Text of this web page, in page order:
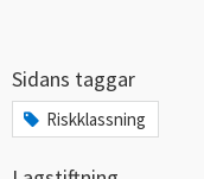
Sidans taggar
Riskklassning